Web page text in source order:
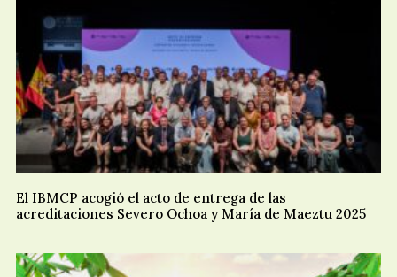
El IBMCP acogió el acto de entrega de las
acreditaciones Severo Ochoa y María de Maeztu 2025